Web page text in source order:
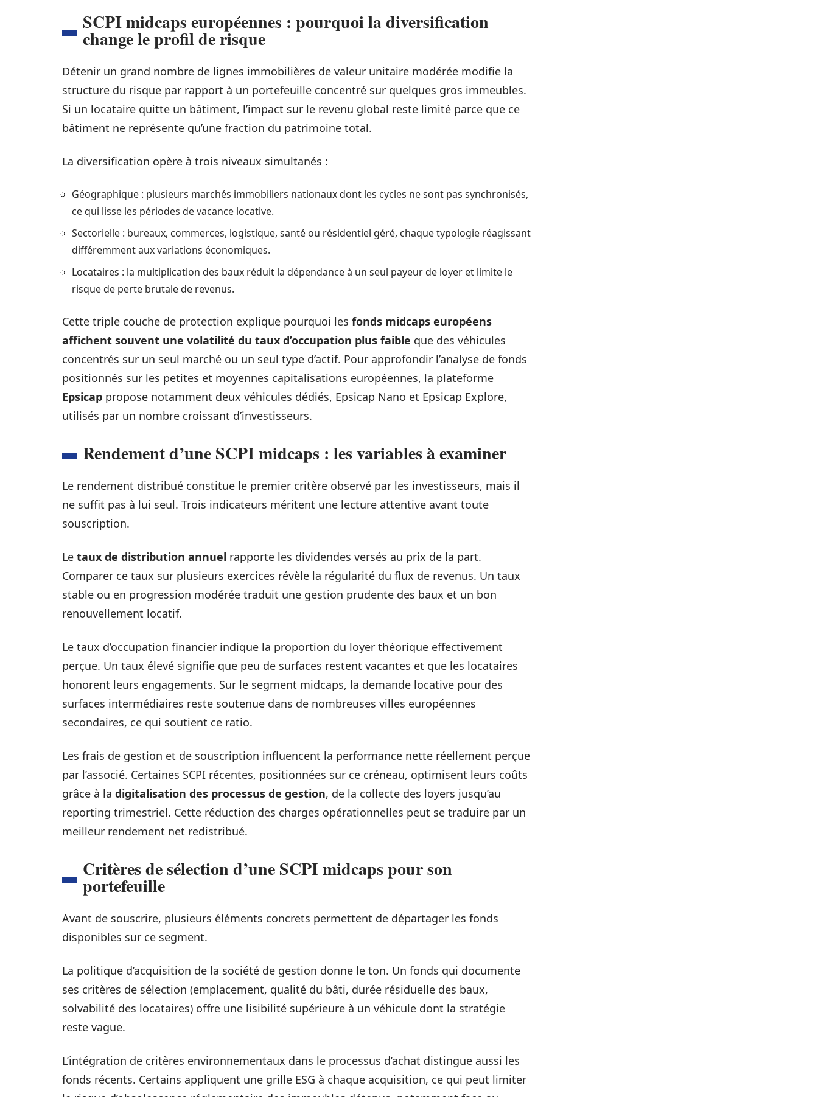
SCPI midcaps européennes : pourquoi la diversification
change le profil de risque
Détenir un grand nombre de lignes immobilières de valeur unitaire modérée modifie la
structure du risque par rapport à un portefeuille concentré sur quelques gros immeubles.
Si un locataire quitte un bâtiment, l’impact sur le revenu global reste limité parce que ce
bâtiment ne représente qu’une fraction du patrimoine total.
La diversification opère à trois niveaux simultanés :
Géographique : plusieurs marchés immobiliers nationaux dont les cycles ne sont pas synchronisés,
ce qui lisse les périodes de vacance locative.
Sectorielle : bureaux, commerces, logistique, santé ou résidentiel géré, chaque typologie réagissant
différemment aux variations économiques.
Locataires : la multiplication des baux réduit la dépendance à un seul payeur de loyer et limite le
risque de perte brutale de revenus.
Cette triple couche de protection explique pourquoi les fonds midcaps européens
affichent souvent une volatilité du taux d’occupation plus faible que des véhicules
concentrés sur un seul marché ou un seul type d’actif. Pour approfondir l’analyse de fonds
positionnés sur les petites et moyennes capitalisations européennes, la plateforme
Epsicap propose notamment deux véhicules dédiés, Epsicap Nano et Epsicap Explore,
utilisés par un nombre croissant d’investisseurs.
Rendement d’une SCPI midcaps : les variables à examiner
Le rendement distribué constitue le premier critère observé par les investisseurs, mais il
ne suffit pas à lui seul. Trois indicateurs méritent une lecture attentive avant toute
souscription.
Le taux de distribution annuel rapporte les dividendes versés au prix de la part.
Comparer ce taux sur plusieurs exercices révèle la régularité du flux de revenus. Un taux
stable ou en progression modérée traduit une gestion prudente des baux et un bon
renouvellement locatif.
Le taux d’occupation financier indique la proportion du loyer théorique effectivement
perçue. Un taux élevé signifie que peu de surfaces restent vacantes et que les locataires
honorent leurs engagements. Sur le segment midcaps, la demande locative pour des
surfaces intermédiaires reste soutenue dans de nombreuses villes européennes
secondaires, ce qui soutient ce ratio.
Les frais de gestion et de souscription influencent la performance nette réellement perçue
par l’associé. Certaines SCPI récentes, positionnées sur ce créneau, optimisent leurs coûts
grâce à la digitalisation des processus de gestion, de la collecte des loyers jusqu’au
reporting trimestriel. Cette réduction des charges opérationnelles peut se traduire par un
meilleur rendement net redistribué.
Critères de sélection d’une SCPI midcaps pour son
portefeuille
Avant de souscrire, plusieurs éléments concrets permettent de départager les fonds
disponibles sur ce segment.
La politique d’acquisition de la société de gestion donne le ton. Un fonds qui documente
ses critères de sélection (emplacement, qualité du bâti, durée résiduelle des baux,
solvabilité des locataires) offre une lisibilité supérieure à un véhicule dont la stratégie
reste vague.
L’intégration de critères environnementaux dans le processus d’achat distingue aussi les
fonds récents. Certains appliquent une grille ESG à chaque acquisition, ce qui peut limiter